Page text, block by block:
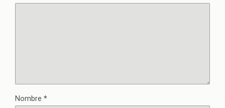
Nombre *